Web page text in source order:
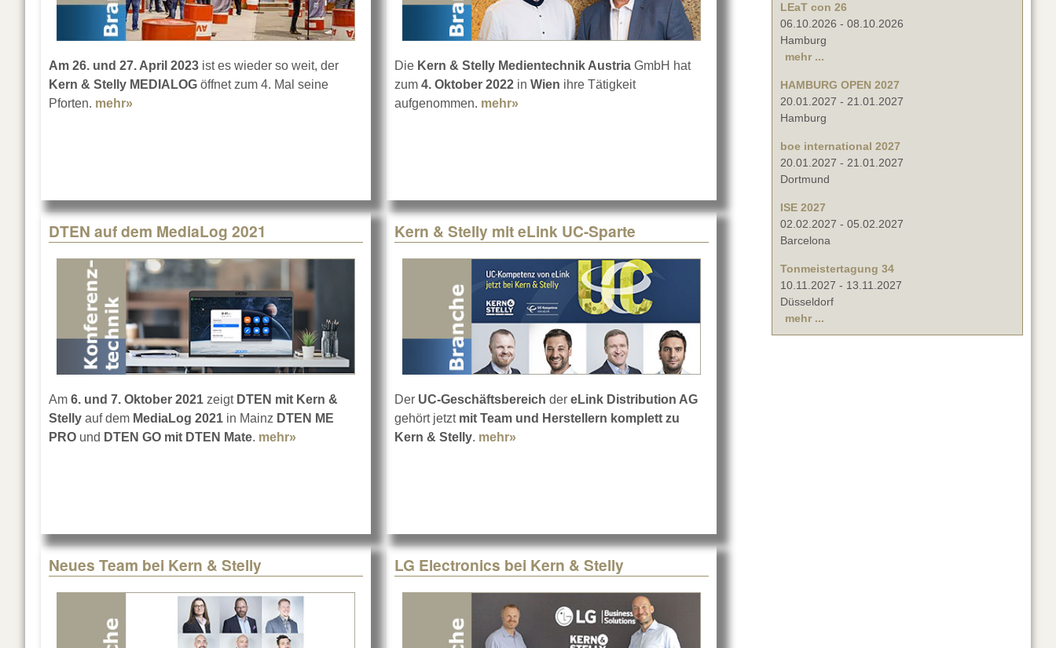
Am 26. und 27. April 2023 ist es wieder so weit, der
Kern & Stelly MEDIALOG öffnet zum 4. Mal seine
Pforten. mehr»
Die Kern & Stelly Medientechnik Austria GmbH hat
zum 4. Oktober 2022 in Wien ihre Tätigkeit
aufgenommen. mehr»
DTEN auf dem MediaLog 2021
Am 6. und 7. Oktober 2021 zeigt DTEN mit Kern &
Stelly auf dem MediaLog 2021 in Mainz DTEN ME
PRO und DTEN GO mit DTEN Mate. mehr» about DTEN auf dem MediaLog 2021
Kern & Stelly mit eLink UC-Sparte
Der UC-Geschäftsbereich der eLink Distribution AG
gehört jetzt mit Team und Herstellern komplett zu
Kern & Stelly. mehr»
Neues Team bei Kern & Stelly LG Electronics bei Kern & Stelly
LEaT con 26
06.10.2026 - 08.10.2026
Hamburg
mehr ...
HAMBURG OPEN 2027
20.01.2027 - 21.01.2027
Hamburg
boe international 2027
20.01.2027 - 21.01.2027
Dortmund
ISE 2027
02.02.2027 - 05.02.2027
Barcelona
Tonmeistertagung 34
10.11.2027 - 13.11.2027
Düsseldorf
mehr ...